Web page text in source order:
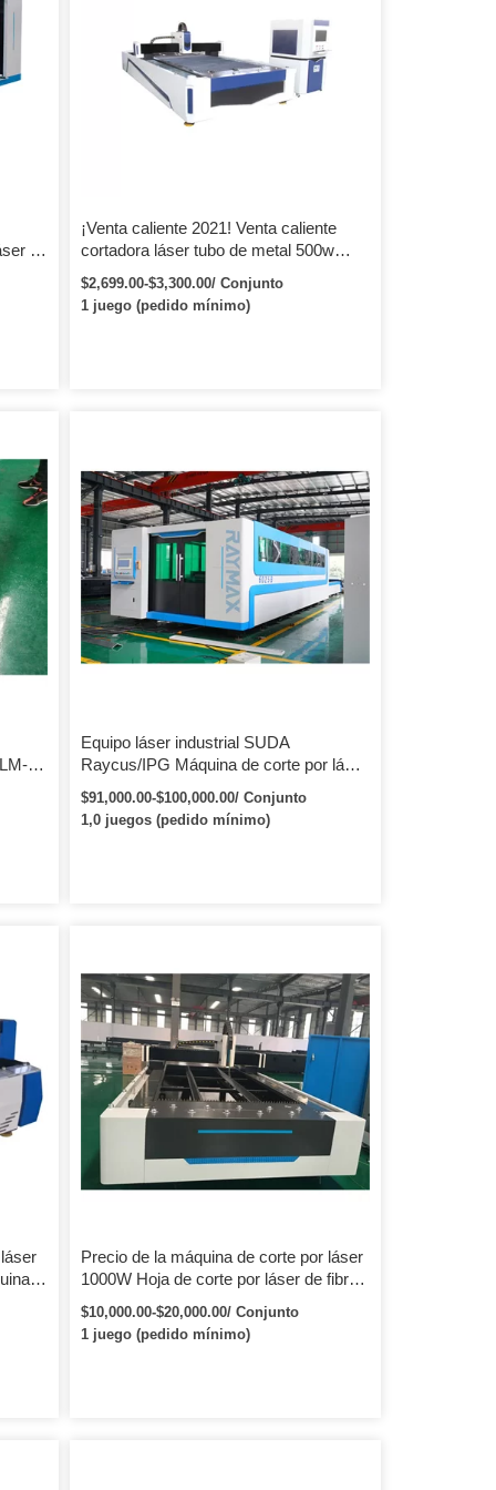
de
¡Venta caliente 2021! Venta caliente
cortadora láser tubo de metal 500w
1000w cortadora láser de fibra para
tubería de acero inoxidable
$2,699.00-$3,300.00/ Conjunto
1 juego (pedido mínimo)
Equipo láser industrial SUDA
Raycus/IPG Máquina de corte por láser
de fibra CNC para placas y tubos con
dispositivo rotatorio
$91,000.00-$100,000.00/ Conjunto
1,0 juegos (pedido mínimo)
2
Precio de la máquina de corte por láser
1000W Hoja de corte por láser de fibra
CNC
$10,000.00-$20,000.00/ Conjunto
1 juego (pedido mínimo)